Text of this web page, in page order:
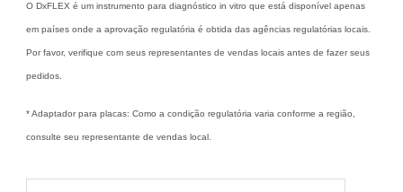
O DxFLEX é um instrumento para diagnóstico in vitro que está disponível apenas
em países onde a aprovação regulatória é obtida das agências regulatórias locais.
Por favor, verifique com seus representantes de vendas locais antes de fazer seus
pedidos.
* Adaptador para placas: Como a condição regulatória varia conforme a região,
consulte seu representante de vendas local.